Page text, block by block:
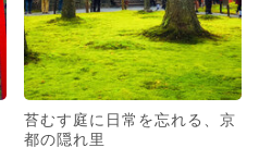
苔むす庭に日常を忘れる、京
都の隠れ里